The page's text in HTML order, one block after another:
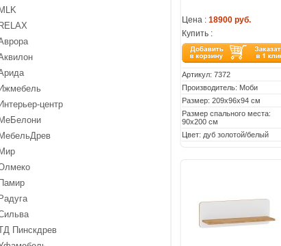
MLK
RELAX
Ижмебель
Интерьер-центр
МеБелони
МебельДрев
Мир
Памир
Радуга
Пинскдрев
Цена : 18900 руб.
Купить :
Артикул: 7372
Производитель: Моби
Размер: 209х96х94 см
Размер спального места:
90х200 см
Цвет: дуб золотой/белый